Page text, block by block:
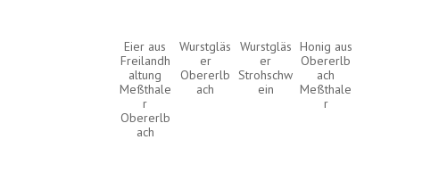
Eier aus
Freilandh
altung
Meßthale
r
Obererlb
ach
Wurstgläs
er
Obererlb
ach
Wurstgläs
er
Strohschw
ein
Honig aus
Obererlb
ach
Meßthale
r